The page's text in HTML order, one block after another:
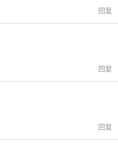
回复
回复
回复